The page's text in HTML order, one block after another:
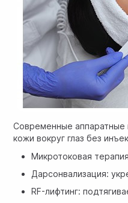
Современные аппаратные
кожи вокруг глаз без
Микротоковая
Дарсонвализация:
RF-лифтинг: